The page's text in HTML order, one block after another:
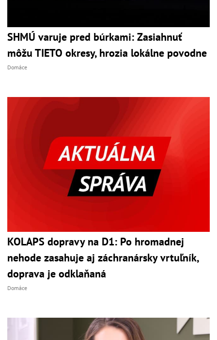
SHMÚ varuje pred búrkami: Zasiahnuť
môžu TIETO okresy, hrozia lokálne povodne
Domáce
KOLAPS dopravy na D1: Po hromadnej
nehode zasahuje aj záchranársky vrtuľník,
doprava je odklaňaná
Domáce